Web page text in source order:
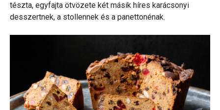
tészta, egyfajta ötvözete két másik híres karácsonyi
desszertnek, a stollennek és a panettonénak.